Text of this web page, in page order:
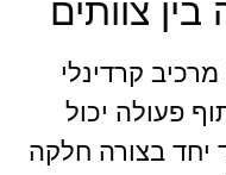
צוותים
קרדינלי
פעולה יכול
יחד בצורה חלקה